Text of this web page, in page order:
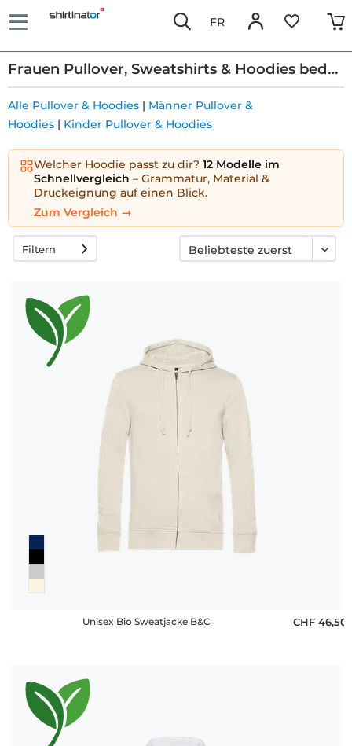
FR
Frauen Pullover, Sweatshirts & Hoodies bedrucken
Schnelle
Lieferung
30 Tage
Umtauschrecht
Häufige
Fragen
Alle Pullover & Hoodies | Männer Pullover &
Hoodies | Kinder Pullover & Hoodies
Welcher Hoodie passt zu dir? 12 Modelle im
Schnellvergleich – Grammatur, Material &
Druckeignung auf einen Blick.
Zum Vergleich →
Filtern
Unisex Bio Sweatjacke B&C CHF 46,50